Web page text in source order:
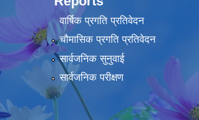
वार्षिक प्रगति प्रतिवेदन
चौमासिक प्रगति प्रतिवेदन
सार्वजनिक सुनुवाई
सार्वजनिक परीक्षण